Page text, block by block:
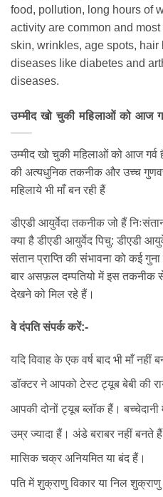
food, pollution, long hours of
activity are common and
skin, wrinkles, age spots,
diseases like diabetes and
diseases.
उम्मीद खो चुकी महिलाओं को आज
उम्मीद खो चुकी महिलाओं को आज गर्व
की अत्यधुनिक तकनीक और उच्च
महिलाये भी माँ बन रही हैं
डीएडी आयुर्वेदा तकनीक जो हैं
क्या है डीएडी आयुर्वेद पिचु: डीएडी
संतान प्राप्ति की संभावना को कई
बार असफ़ल दम्पतियो में इस तकनीक
देखने को मिल रहे हैं।
वे दंपति संपर्क करें:-
यदि विवाह के एक वर्ष बाद भी माँ नहीं
डॉक्टर ने आपको टेस्ट ट्यूब बेबी की
आपकी दोनों ट्यूब ब्लॉक हैं। बच्चेदानी
उम्र ज्यादा हैं। अंडे बराबर नहीं बनते
मासिक चक्र अनियमित या बंद हैं।
पति में शुक्राणु विकार या निल शुक्राणु